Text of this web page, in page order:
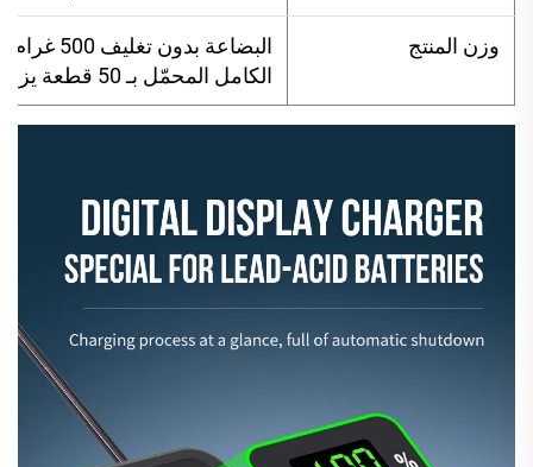
وزن المنتج
الكامل المحمّل بـ 50 قطعة يزن 29.5 كجم